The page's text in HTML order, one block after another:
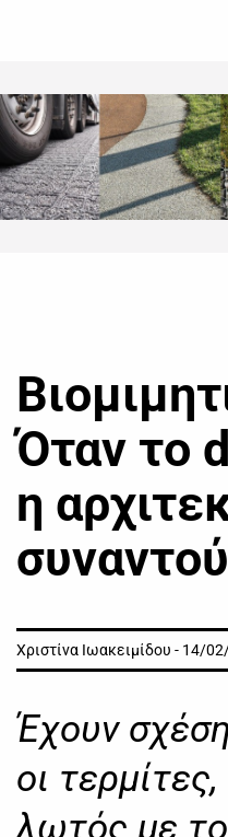
Όταν το
η
Χριστίνα Ιωακειμίδου - 14/
Έχουν
οι